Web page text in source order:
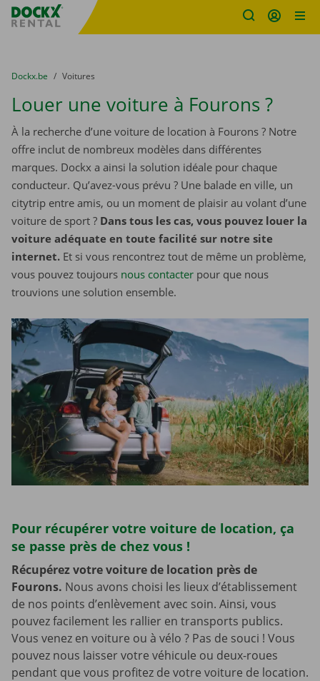
sitename
You are here:
du
Dockx.be to
Voitures
Louer une voiture à Fourons ?
À la recherche d’une voiture de location à Fourons ? Notre
offre inclut de nombreux modèles dans différentes
marques. Dockx a ainsi la solution idéale pour chaque
conducteur. Qu’avez-vous prévu ? Une balade en ville, un
citytrip entre amis, ou un moment de plaisir au volant d’une
voiture de sport ? Dans tous les cas, vous pouvez louer la
voiture adéquate en toute facilité sur notre site
internet. Et si vous rencontrez tout de même un problème,
vous pouvez toujours nous contacter pour que nous
trouvions une solution ensemble.
Pour récupérer votre voiture de location, ça
se passe près de chez vous !
Récupérez votre voiture de location près de
Fourons. Nous avons choisi les lieux d’établissement
de nos points d’enlèvement avec soin. Ainsi, vous
pouvez facilement les rallier en transports publics.
Vous venez en voiture ou à vélo ? Pas de souci ! Vous
pouvez nous laisser votre véhicule ou deux-roues
pendant que vous profitez de votre voiture de location.